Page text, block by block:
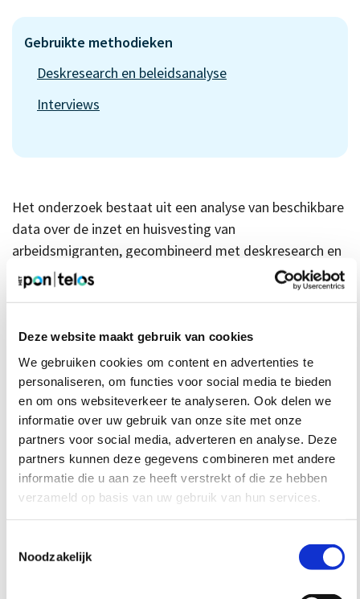
Deze website maakt gebruik van cookies
We gebruiken cookies om content en advertenties te
personaliseren, om functies voor social media te bieden
en om ons websiteverkeer te analyseren. Ook delen we
informatie over uw gebruik van onze site met onze
partners voor social media, adverteren en analyse. Deze
partners kunnen deze gegevens combineren met andere
informatie die u aan ze heeft verstrekt of die ze hebben
verzameld op basis van uw gebruik van hun services.
Noodzakelijk
Gebruikte methodieken
Deskresearch en beleidsanalyse
Interviews
Het onderzoek bestaat uit een analyse van beschikbare
data over de inzet en huisvesting van
arbeidsmigranten, gecombineerd met deskresearch en
beleidsanalyse. Ter aanvulling en toetsing van de
resultaten werden 11 interviews uitgevoerd met
beleidsambtenaren, ondernemers, de
verantwoordelijke wethouder en verschillende
gemeenteraadsleden aan het woord.
In deze bijdrage aan het Rekenkameronderzoek
constateerden we dat er ten tijde van het onderzoek
onvoldoende zicht was op de situatie van
onvoldoende kaders bood om het vraagstuk aan te